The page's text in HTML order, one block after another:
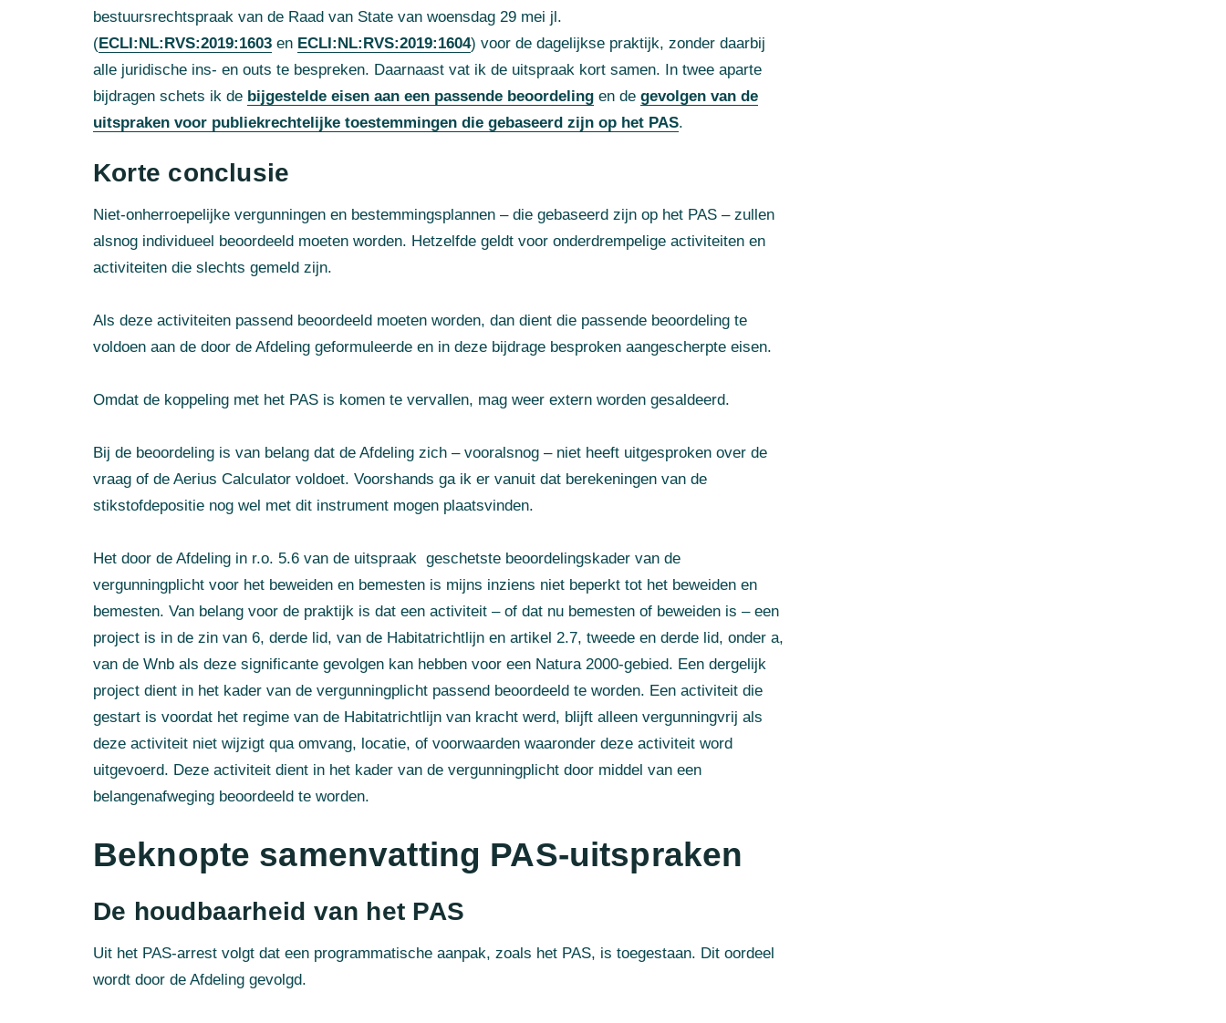
bestuursrechtspraak van de Raad van State van woensdag 29 mei jl.
(ECLI:NL:RVS:2019:1603 en ECLI:NL:RVS:2019:1604) voor de dagelijkse praktijk, zonder daarbij
alle juridische ins- en outs te bespreken. Daarnaast vat ik de uitspraak kort samen. In twee aparte
bijdragen schets ik de bijgestelde eisen aan een passende beoordeling en de gevolgen van de
uitspraken voor publiekrechtelijke toestemmingen die gebaseerd zijn op het PAS.
Korte conclusie
Niet-onherroepelijke vergunningen en bestemmingsplannen – die gebaseerd zijn op het PAS – zullen
alsnog individueel beoordeeld moeten worden. Hetzelfde geldt voor onderdrempelige activiteiten en
activiteiten die slechts gemeld zijn.
Als deze activiteiten passend beoordeeld moeten worden, dan dient die passende beoordeling te
voldoen aan de door de Afdeling geformuleerde en in deze bijdrage besproken aangescherpte eisen.
Omdat de koppeling met het PAS is komen te vervallen, mag weer extern worden gesaldeerd.
Bij de beoordeling is van belang dat de Afdeling zich – vooralsnog – niet heeft uitgesproken over de
vraag of de Aerius Calculator voldoet. Voorshands ga ik er vanuit dat berekeningen van de
stikstofdepositie nog wel met dit instrument mogen plaatsvinden.
Het door de Afdeling in r.o. 5.6 van de uitspraak geschetste beoordelingskader van de
vergunningplicht voor het beweiden en bemesten is mijns inziens niet beperkt tot het beweiden en
bemesten. Van belang voor de praktijk is dat een activiteit – of dat nu bemesten of beweiden is – een
project is in de zin van 6, derde lid, van de Habitatrichtlijn en artikel 2.7, tweede en derde lid, onder a,
van de Wnb als deze significante gevolgen kan hebben voor een Natura 2000-gebied. Een dergelijk
project dient in het kader van de vergunningplicht passend beoordeeld te worden. Een activiteit die
gestart is voordat het regime van de Habitatrichtlijn van kracht werd, blijft alleen vergunningvrij als
deze activiteit niet wijzigt qua omvang, locatie, of voorwaarden waaronder deze activiteit word
uitgevoerd. Deze activiteit dient in het kader van de vergunningplicht door middel van een
belangenafweging beoordeeld te worden.
Beknopte samenvatting PAS-uitspraken
De houdbaarheid van het PAS
Uit het PAS-arrest volgt dat een programmatische aanpak, zoals het PAS, is toegestaan. Dit oordeel
wordt door de Afdeling gevolgd.